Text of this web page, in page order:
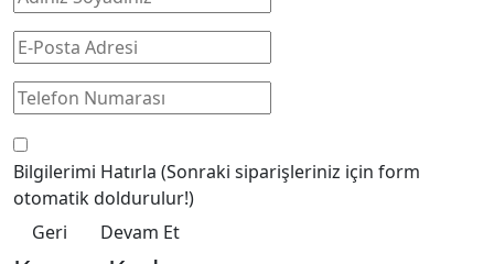
Bilgilerimi Hatırla (Sonraki siparişleriniz için form
otomatik doldurulur!)
Geri
Devam Et